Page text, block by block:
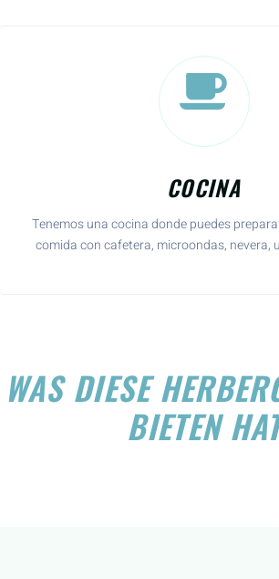
WAS DIESE
BIETEN
COCINA
Tenemos una cocina donde puedes
comida con cafetera, microondas, nevera,